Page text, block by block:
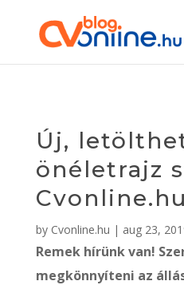
Új,
önéletrajz
by Cvonline.hu | aug 23,
Remek hírünk van!
megkönnyíteni az